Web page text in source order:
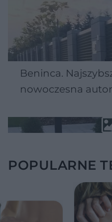
Beninca.
nowoczesna
POPULARNE